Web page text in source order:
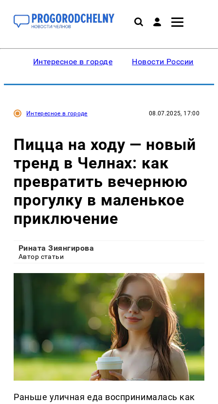
Интересное в городе Новости России
Интересное в городе 08.07.2025, 17:00
Пицца на ходу — новый
тренд в Челнах: как
превратить вечернюю
прогулку в маленькое
приключение
Рината Зиянгирова
Автор статьи
Раньше уличная еда воспринималась как